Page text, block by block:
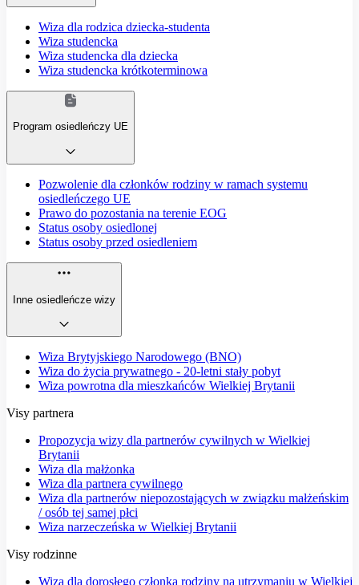
Wiza dla rodzica dziecka-studenta
Wiza studencka
Wiza studencka dla dziecka
Wiza studencka krótkoterminowa
Program osiedleńczy UE
Pozwolenie dla członków rodziny w ramach systemu
osiedleńczego UE
Prawo do pozostania na terenie EOG
Status osoby osiedlonej
Status osoby przed osiedleniem
Inne osiedleńcze wizy
Wiza Brytyjskiego Narodowego (BNO)
Wiza do życia prywatnego - 20-letni stały pobyt
Wiza powrotna dla mieszkańców Wielkiej Brytanii
Visy partnera
Propozycja wizy dla partnerów cywilnych w Wielkiej
Brytanii
Wiza dla małżonka
Wiza dla partnera cywilnego
Wiza dla partnerów niepozostających w związku małżeńskim
/ osób tej samej płci
Wiza narzeczeńska w Wielkiej Brytanii
Visy rodzinne
Wiza dla dorosłego członka rodziny na utrzymaniu w Wielkiej